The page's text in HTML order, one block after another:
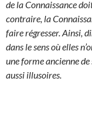
de la Connaissance
contraire, la
faire régresser. Ainsi,
dans le sens où elles
une forme ancienne
aussi illusoires.